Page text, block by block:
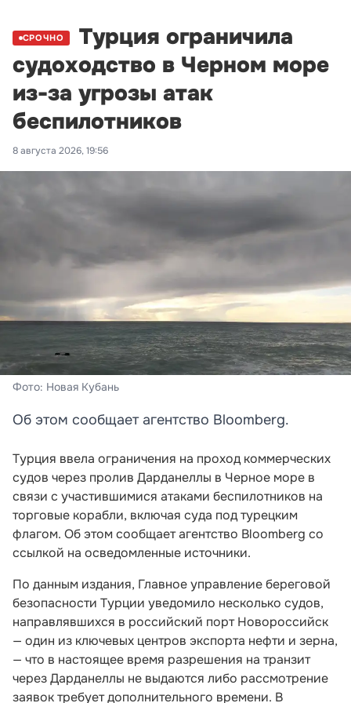
СРОЧНО
Турция ограничила
судоходство в Черном море
из-за угрозы атак
беспилотников
8 августа 2026, 19:56
Фото: Новая Кубань
Об этом сообщает агентство Bloomberg.
Турция ввела ограничения на проход коммерческих
судов через пролив Дарданеллы в Черное море в
связи с участившимися атаками беспилотников на
торговые корабли, включая суда под турецким
флагом. Об этом сообщает агентство Bloomberg со
ссылкой на осведомленные источники.
По данным издания, Главное управление береговой
безопасности Турции уведомило несколько судов,
направлявшихся в российский порт Новороссийск
— один из ключевых центров экспорта нефти и зерна,
— что в настоящее время разрешения на транзит
через Дарданеллы не выдаются либо рассмотрение
заявок требует дополнительного времени. В